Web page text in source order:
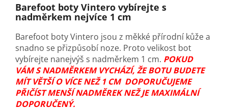
Barefoot boty Vintero vybírejte s
nadměrkem nejvíce 1 cm
Barefoot boty Vintero jsou z měkké přírodní kůže a
snadno se přizpůsobí noze. Proto velikost bot
vybírejte nanejvýš s nadměrkem 1 cm. POKUD
VÁM S NADMĚRKEM VYCHÁZÍ, ŽE BOTU BUDETE
MÍT VĚTŠÍ O VÍCE NEŽ 1 CM DOPORUČUJEME
PŘIČÍST MENŠÍ NADMĚREK NEŽ JE MAXIMÁLNÍ
DOPORUČENÝ.